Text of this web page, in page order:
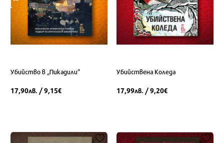
Убийство в „Пикадили”
17,90лв. / 9,15€
Убийствена Коледа
17,99лв. / 9,20€